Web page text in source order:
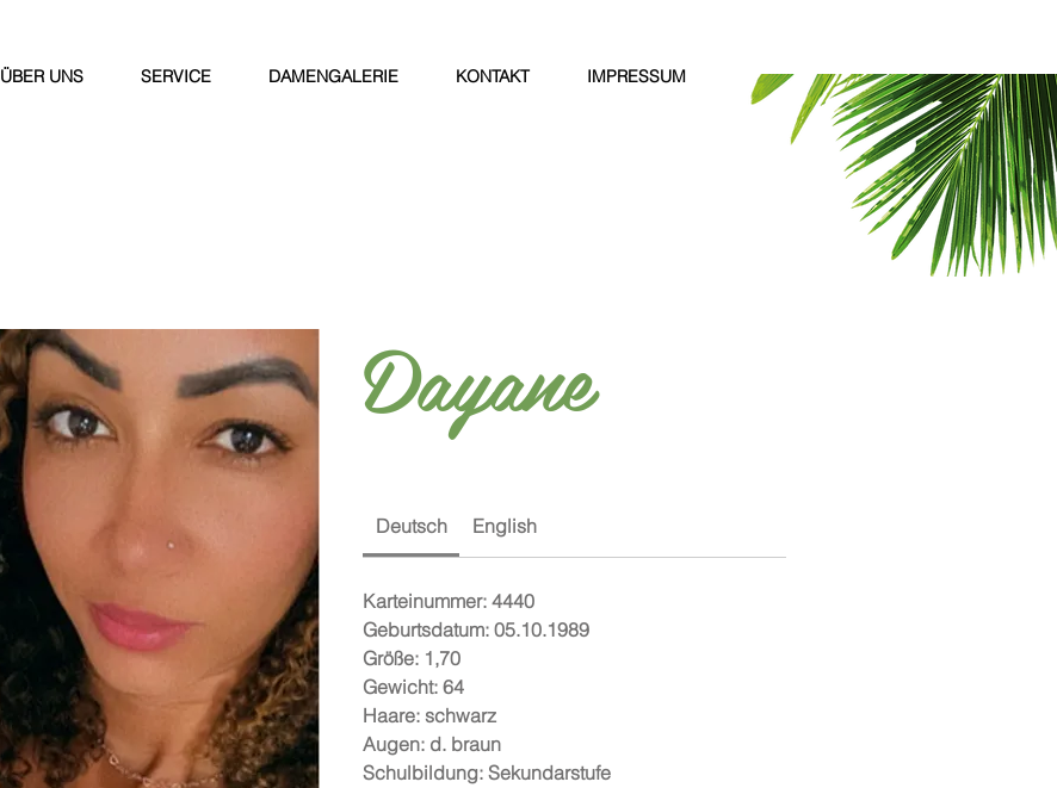
ÜBER UNS SERVICE DAMENGALERIE KONTAKT IMPRESSUM
Dayane
Deutsch English
Karteinummer: 4440
Geburtsdatum: 05.10.1989
Größe: 1,70
Gewicht: 64
Haare: schwarz
Augen: d. braun
Schulbildung: Sekundarstufe